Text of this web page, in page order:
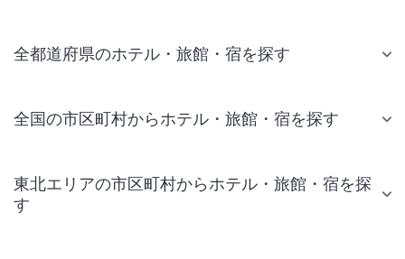
全都道府県のホテル・旅館・宿を探す
全国の市区町村からホテル・旅館・宿を探す
東北エリアの市区町村からホテル・旅館・宿を探
す